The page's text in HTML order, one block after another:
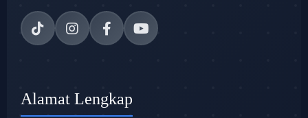
Alamat Lengkap